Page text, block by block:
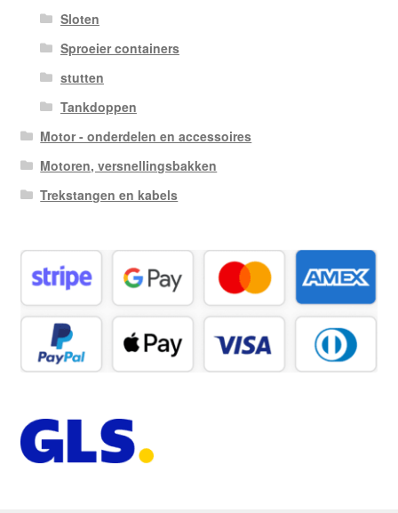
Sloten
Sproeier containers
stutten
Tankdoppen
Motor - onderdelen en accessoires
Motoren, versnellingsbakken
Trekstangen en kabels